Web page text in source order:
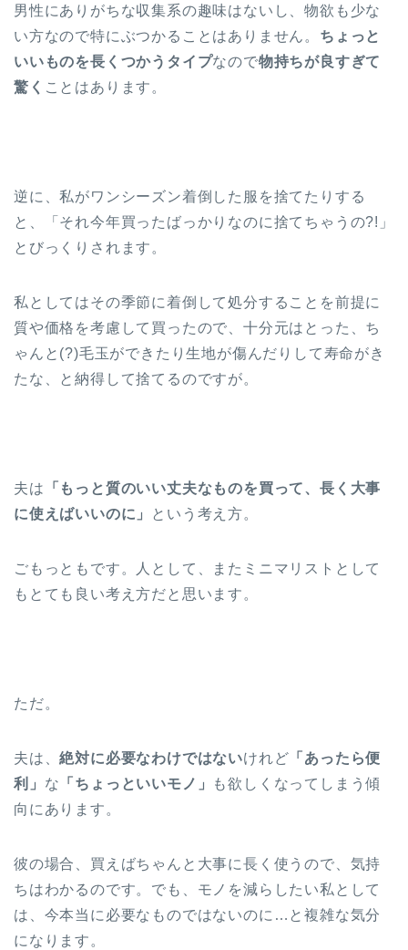
男性にありがちな収集系の趣味はないし、物欲も少な
い方なので特にぶつかることはありません。 ちょっと
いいものを長くつかうタイプなので物持ちが良すぎて
驚く ことはあります。
逆に、私がワンシーズン着倒した服を捨てたりする
と、「それ今年買ったばっかりなのに捨てちゃうの?!」
とびっくりされます。
私としてはその季節に着倒して処分することを前提に
質や価格を考慮して買ったので、十分元はとった、ち
ゃんと(?)毛玉ができたり生地が傷んだりして寿命がき
たな、と納得して捨てるのですが。
夫は 「もっと質のいい丈夫なものを買って、長く大事
に使えばいいのに」
という考え方。
ごもっともです。人として、またミニマリストとして
もとても良い考え方だと思います。
ただ。
夫は、絶対に必要なわけではないけれど 「あったら便
利」 な 「ちょっといいモノ」
も欲しくなってしまう傾
向にあります。
彼の場合、買えばちゃんと大事に長く使うので、気持
ちはわかるのです。でも、モノを減らしたい私として
は、今本当に必要なものではないのに…と複雑な気分
になります。